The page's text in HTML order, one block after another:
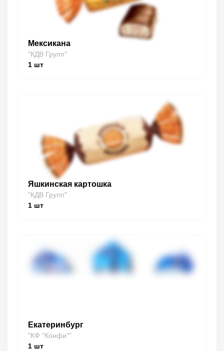
Мексикана
"КДВ Групп"
1 шт
Яшкинская картошка
"КДВ Групп"
1 шт
Екатеринбург
"КФ "Конфи""
1 шт